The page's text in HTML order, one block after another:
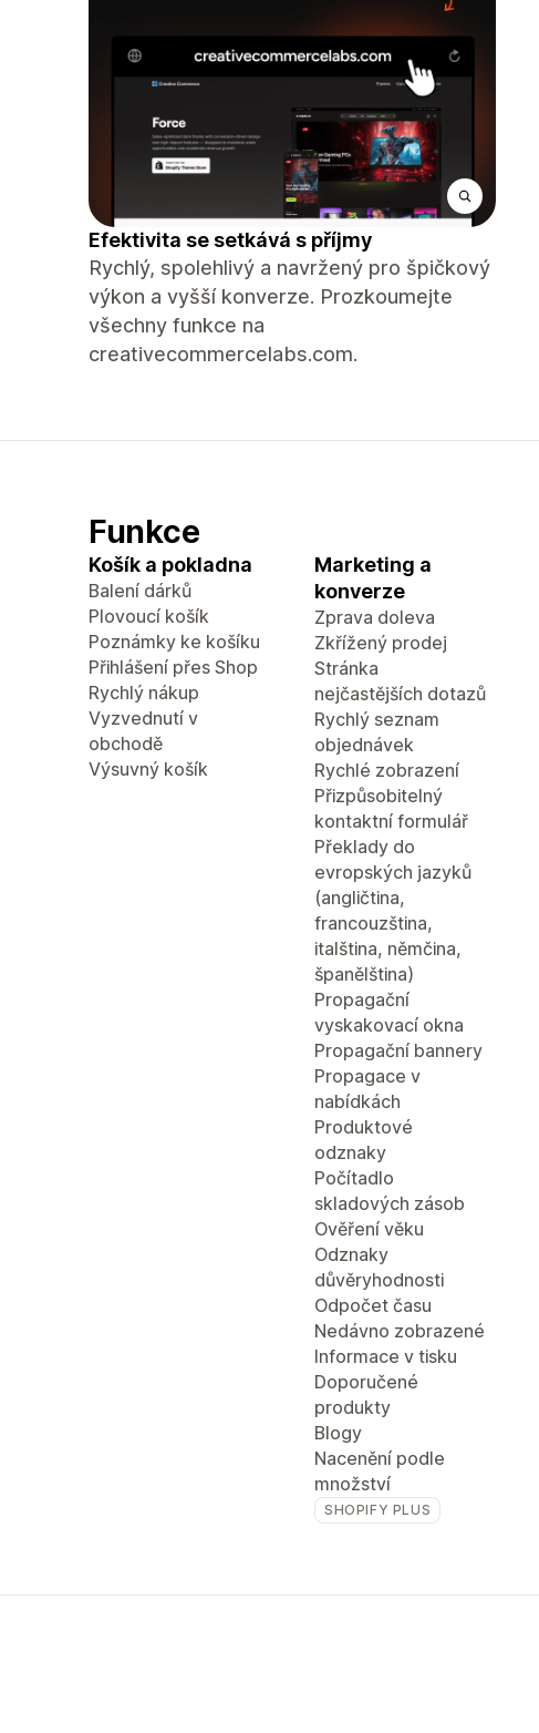
Efektivita se setkává s příjmy
Rychlý, spolehlivý a navržený pro špičkový
výkon a vyšší konverze. Prozkoumejte
všechny funkce na
creativecommercelabs.com.
Funkce
Košík a pokladna
Balení dárků
Plovoucí košík
Poznámky ke košíku
Přihlášení přes Shop
Rychlý nákup
Vyzvednutí v
obchodě
Výsuvný košík
Marketing a
konverze
Zprava doleva
Zkřížený prodej
Stránka
nejčastějších dotazů
Rychlý seznam
objednávek
Rychlé zobrazení
Přizpůsobitelný
kontaktní formulář
Překlady do
evropských jazyků
(angličtina,
francouzština,
italština, němčina,
španělština)
Propagační
vyskakovací okna
Propagační bannery
Propagace v
nabídkách
Produktové
odznaky
Počítadlo
skladových zásob
Ověření věku
Odznaky
důvěryhodnosti
Odpočet času
Nedávno zobrazené
Informace v tisku
Doporučené
produkty
Blogy
Nacenění podle
množství
SHOPIFY PLUS